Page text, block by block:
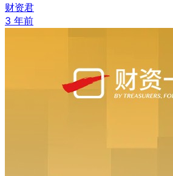
财资君
3 年前